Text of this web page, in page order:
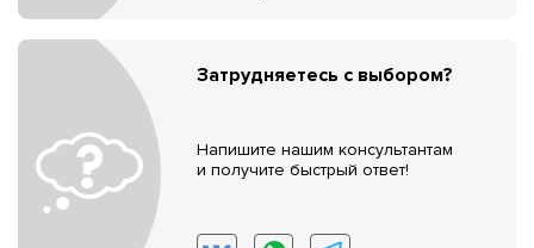
Затрудняетесь с выбором?
Напишите нашим консультантам
и получите быстрый ответ!